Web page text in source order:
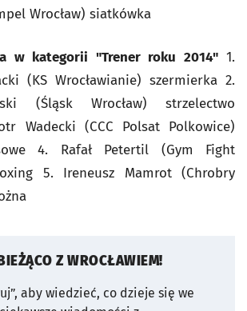
Wrocław) siatkówka
w kategorii "Trener roku 2014"1.
(KS Wrocławianie) szermierka 2.
(Śląsk Wrocław) strzelectwo
Wadecki (CCC Polsat Polkowice)
4. Rafał Petertil (Gym Fight
5. Ireneusz Mamrot (Chrobry
Z WROCŁAWIEM!
aby wiedzieć, co dzieje się we